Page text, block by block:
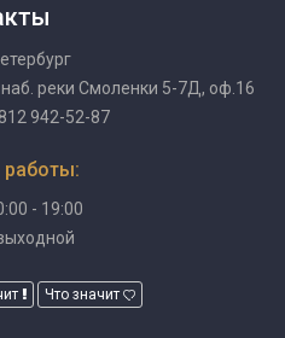
реки Смоленки 5-7Д, оф.16
942-52-87
- 19:00
Что значит